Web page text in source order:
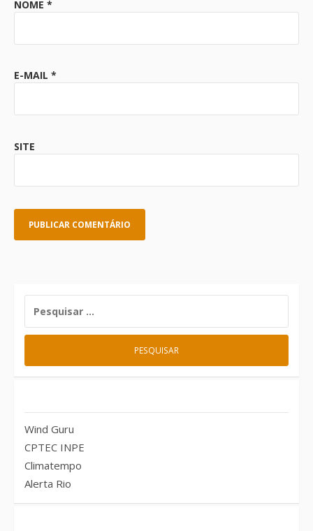
NOME *
E-MAIL *
SITE
POR:
Wind Guru
CPTEC INPE
Climatempo
Alerta Rio